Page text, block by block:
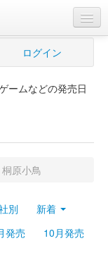
ログイン
ームなどの発売日
桐原小鳥
別
新着
発売 10月発売